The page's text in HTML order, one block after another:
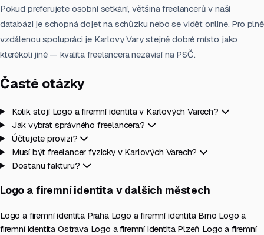
Pokud preferujete osobní setkání, většina freelancerů v naší
databázi je schopná dojet na schůzku nebo se vidět online. Pro plně
vzdálenou spolupráci je Karlovy Vary stejně dobré místo jako
kterékoli jiné — kvalita freelancera nezávisí na PSČ.
Časté otázky
Kolik stojí Logo a firemní identita v Karlových Varech?
Jak vybrat správného freelancera?
Účtujete provizi?
Musí být freelancer fyzicky v Karlových Varech?
Dostanu fakturu?
Logo a firemní identita v dalších městech
Logo a firemní identita Praha Logo a firemní identita Brno Logo a
firemní identita Ostrava Logo a firemní identita Plzeň Logo a firemní